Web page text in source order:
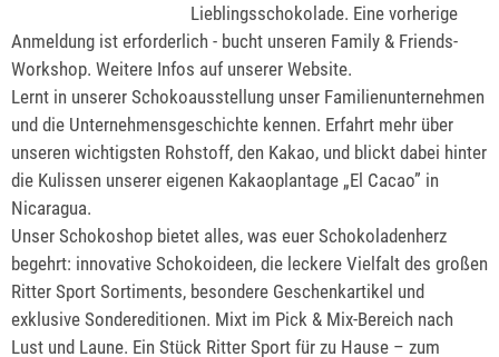
Lieblingsschokolade. Eine vorherige
Anmeldung ist erforderlich - bucht unseren Family & Friends-
Workshop. Weitere Infos auf unserer Website.
Lernt in unserer Schokoausstellung unser Familienunternehmen
und die Unternehmensgeschichte kennen. Erfahrt mehr über
unseren wichtigsten Rohstoff, den Kakao, und blickt dabei hinter
die Kulissen unserer eigenen Kakaoplantage „El Cacao” in
Nicaragua.
Unser Schokoshop bietet alles, was euer Schokoladenherz
begehrt: innovative Schokoideen, die leckere Vielfalt des großen
Ritter Sport Sortiments, besondere Geschenkartikel und
exklusive Sondereditionen. Mixt im Pick & Mix-Bereich nach
Lust und Laune. Ein Stück Ritter Sport für zu Hause – zum